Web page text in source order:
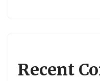
Recent